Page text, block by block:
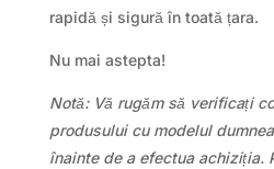
rapidă și sigură în toată țara.
Nu mai astepta!
Notă: Vă rugăm să verificați
produsului cu modelul
înainte de a efectua achiziția.